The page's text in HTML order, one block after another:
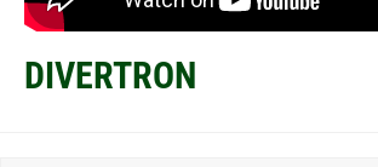
DIVERTRON